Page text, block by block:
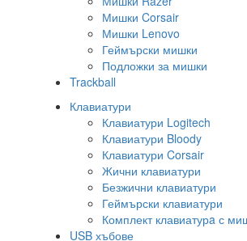
Мишки Corsair
Мишки Lenovo
Геймърски мишки
Подложки за мишки
Trackball
Клавиатури
Клавиатури Logitech
Клавиатури Bloody
Клавиатури Corsair
Жични клавиатури
Безжични клавиатури
Геймърски клавиатури
Комплект клавиатурa с
USB хъбове